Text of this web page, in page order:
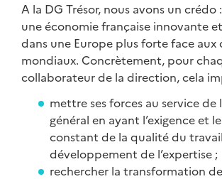
A la DG Trésor, nous avons un crédo
une économie française innovante
dans une Europe plus forte face aux
mondiaux. Concrètement, pour
collaborateur de la direction, cela
mettre ses forces au service de
général en ayant l’exigence et
constant de la qualité du
développement de l’expertise ;
rechercher la transformation